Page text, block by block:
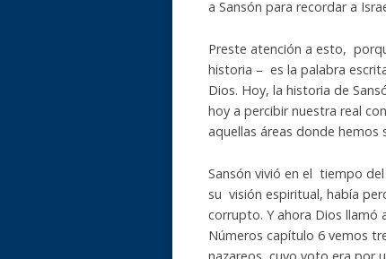
a Sansón para recordar a
Preste atención a esto,
historia – es la palabra
Dios. Hoy, la historia de
hoy a percibir nuestra real
aquellas áreas donde
Sansón vivió en el tiempo
su visión espiritual, había
corrupto. Y ahora Dios llamó
Números capítulo 6 vemos